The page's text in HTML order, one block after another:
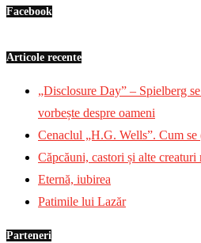
Facebook
Articole recente
„Disclosure Day” – Spielberg
vorbește despre oameni
Cenaclul „H.G. Wells”. Cum
Căpcăuni, castori și alte creaturi
Eternă, iubirea
Patimile lui Lazăr
Parteneri